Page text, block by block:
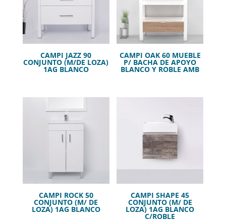
CAMPI JAZZ 90
CONJUNTO (M/DE LOZA)
1AG BLANCO
CAMPI OAK 60 MUEBLE
P/ BACHA DE APOYO
BLANCO Y ROBLE AMB
CAMPI ROCK 50
CONJUNTO (M/ DE
LOZA) 1AG BLANCO
CAMPI SHAPE 45
CONJUNTO (M/ DE
LOZA) 1AG BLANCO
C/ROBLE